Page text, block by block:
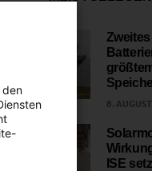
8.
ISE
den